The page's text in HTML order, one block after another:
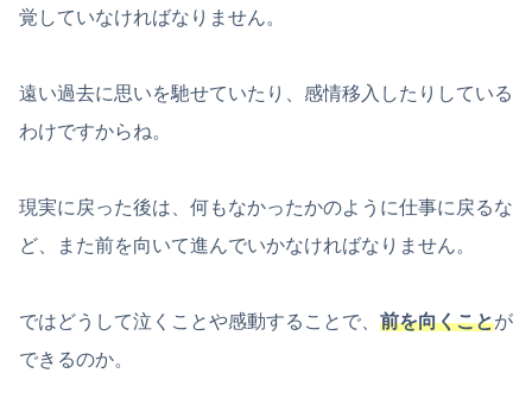
覚していなければなりません。
遠い過去に思いを馳せていたり、感情移入したりしている
わけですからね。
現実に戻った後は、何もなかったかのように仕事に戻るな
ど、また前を向いて進んでいかなければなりません。
ではどうして泣くことや感動することで、 前を向くことが
できるのか。